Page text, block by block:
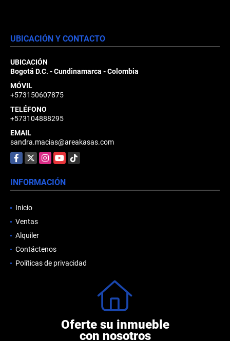
UBICACIÓN Y CONTACTO
UBICACIÓN
Bogotá D.C. - Cundinamarca - Colombia
MÓVIL
+573150607875
TELÉFONO
+573104888295
EMAIL
sandra.macias@areakasas.com
Facebook
X Instagram
YouTubeTikTok
INFORMACIÓN
Inicio
Ventas
Alquiler
Contáctenos
Políticas de privacidad
Oferte su inmueble
con nosotros